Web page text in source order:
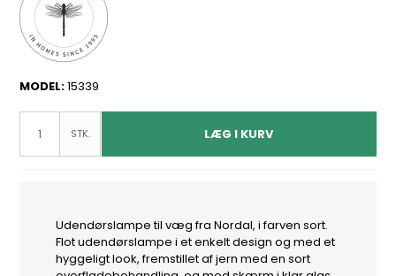
MODEL:15339
STK. LÆG I KURV
Udendørslampe til væg fra Nordal, i farven sort.
Flot udendørslampe i et enkelt design og med et
hyggeligt look, fremstillet af jern med en sort